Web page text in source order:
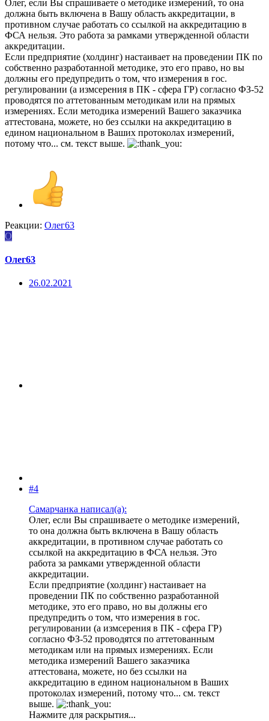
Олег, если Вы спрашиваете о методике измерений, то она
должна быть включена в Вашу область аккредитации, в
противном случае работать со ссылкой на аккредитацию в
ФСА нельзя. Это работа за рамками утвержденной области
аккредитации.
Если предприятие (холдинг) настаивает на проведении ПК по
собственно разработанной методике, это его право, но вы
должны его предупредить о том, что измерения в гос.
регулировании (а измсерения в ПК - сфера ГР) согласно ФЗ-52
проводятся по аттетованным методикам или на прямых
измерениях. Если методика измерений Вашего заказчика
аттестована, можете, но без ссылки на аккредитацию в
едином национальном в Ваших протоколах измерений,
потому что... см. текст выше.
Реакции: Олег63
О
Олег63
26.02.2021
#4
Самарчанка написал(а):
Олег, если Вы спрашиваете о методике измерений,
то она должна быть включена в Вашу область
аккредитации, в противном случае работать со
ссылкой на аккредитацию в ФСА нельзя. Это
работа за рамками утвержденной области
аккредитации.
Если предприятие (холдинг) настаивает на
проведении ПК по собственно разработанной
методике, это его право, но вы должны его
предупредить о том, что измерения в гос.
регулировании (а измсерения в ПК - сфера ГР)
согласно ФЗ-52 проводятся по аттетованным
методикам или на прямых измерениях. Если
методика измерений Вашего заказчика
аттестована, можете, но без ссылки на
аккредитацию в едином национальном в Ваших
протоколах измерений, потому что... см. текст
выше.
Нажмите для раскрытия...